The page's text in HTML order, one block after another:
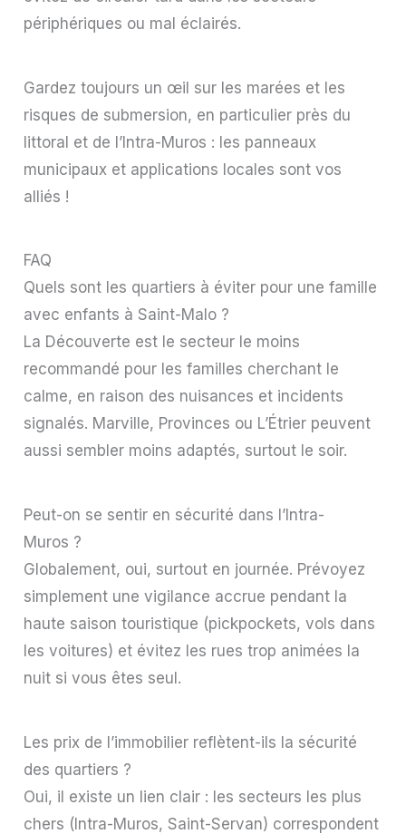
périphériques ou mal éclairés.
Gardez toujours un œil sur les marées et les
risques de submersion, en particulier près du
littoral et de l’Intra-Muros : les panneaux
municipaux et applications locales sont vos
alliés !
FAQ
Quels sont les quartiers à éviter pour une famille
avec enfants à Saint-Malo ?
La Découverte est le secteur le moins
recommandé pour les familles cherchant le
calme, en raison des nuisances et incidents
signalés. Marville, Provinces ou L’Étrier peuvent
aussi sembler moins adaptés, surtout le soir.
Peut-on se sentir en sécurité dans l’Intra-
Muros ?
Globalement, oui, surtout en journée. Prévoyez
simplement une vigilance accrue pendant la
haute saison touristique (pickpockets, vols dans
les voitures) et évitez les rues trop animées la
nuit si vous êtes seul.
Les prix de l’immobilier reflètent-ils la sécurité
des quartiers ?
Oui, il existe un lien clair : les secteurs les plus
chers (Intra-Muros, Saint-Servan) correspondent